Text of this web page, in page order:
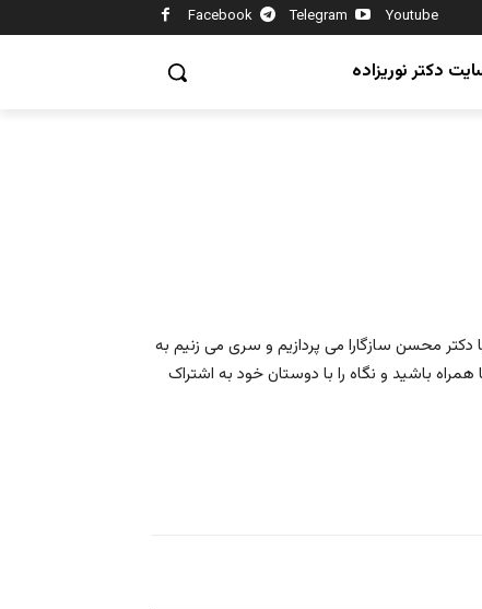
Facebook Telegram Youtube
دکتر نوریزاده
دکتر محسن سازگارا می پردازیم و سری می زنیم به
باشید و نگاه را با دوستان خود به اشتراک